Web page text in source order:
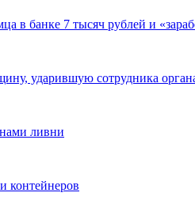
в банке 7 тысяч рублей и
ударившую сотрудника
ливни
контейнеров